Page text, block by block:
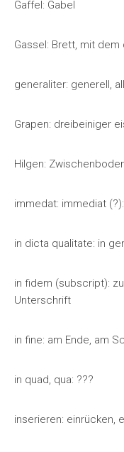
Gaffel: Gabel
Gassel: Brett, mit
generaliter: generell,
Grapen: dreibeiniger
Hilgen:
immedat: immediat
in dicta qualitate: in
in fidem (subscript):
Unterschrift
in fine: am Ende, am
in quad, qua: ???
inserieren: einrücken,